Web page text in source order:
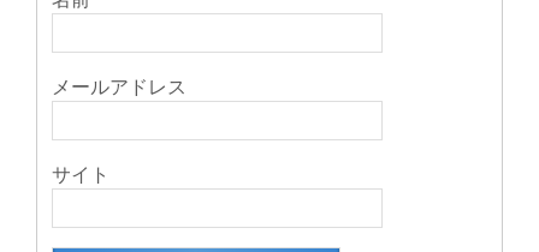
メールアドレス
サイト